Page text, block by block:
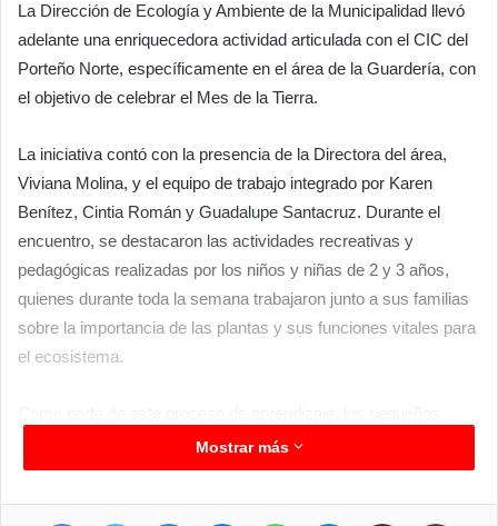
La Dirección de Ecología y Ambiente de la Municipalidad llevó
adelante una enriquecedora actividad articulada con el CIC del
Porteño Norte, específicamente en el área de la Guardería, con
el objetivo de celebrar el Mes de la Tierra.
La iniciativa contó con la presencia de la Directora del área,
Viviana Molina, y el equipo de trabajo integrado por Karen
Benítez, Cintia Román y Guadalupe Santacruz. Durante el
encuentro, se destacaron las actividades recreativas y
pedagógicas realizadas por los niños y niñas de 2 y 3 años,
quienes durante toda la semana trabajaron junto a sus familias
sobre la importancia de las plantas y sus funciones vitales para
el ecosistema.
fabricaron plantines reciclados y vivieron un emotivo momento
al compartir plantas con sus pares y docentes. Por su parte, el
equipo del Vivero Municipal acompañó la jornada con juegos y
Mostrar más